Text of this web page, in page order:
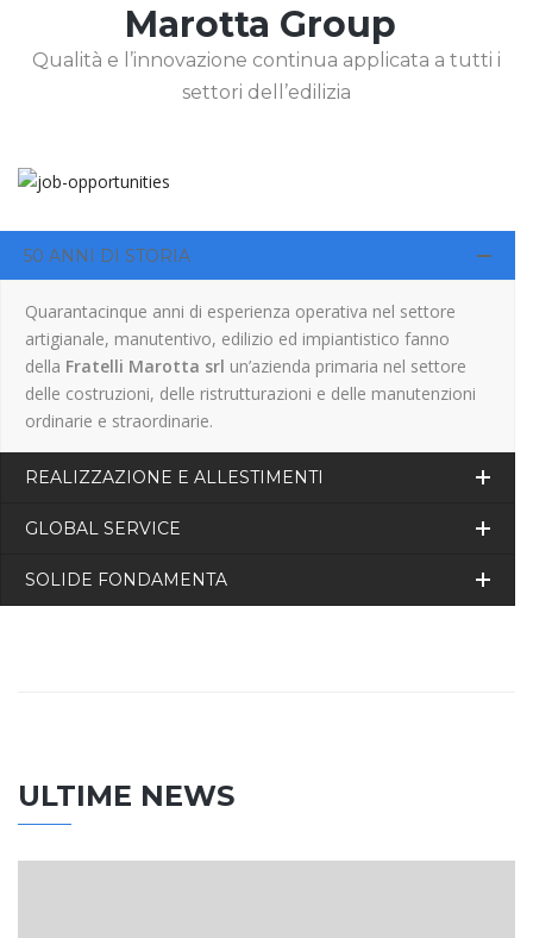
Marotta Group
Qualità e l’innovazione continua applicata a tutti i
settori dell’edilizia
50 ANNI DI STORIA
Quarantacinque anni di esperienza operativa nel settore
artigianale, manutentivo, edilizio ed impiantistico fanno
della Fratelli Marotta srl un’azienda primaria nel settore
delle costruzioni, delle ristrutturazioni e delle manutenzioni
ordinarie e straordinarie.
REALIZZAZIONE E ALLESTIMENTI
GLOBAL SERVICE
SOLIDE FONDAMENTA
ULTIME NEWS